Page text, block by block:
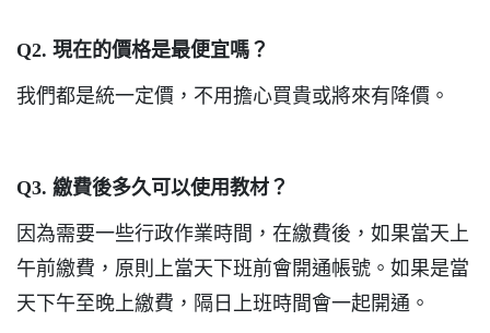
Q2. 現在的價格是最便宜嗎？
我們都是統一定價，不用擔心買貴或將來有降價。
Q3. 繳費後多久可以使用教材？
因為需要一些行政作業時間，在繳費後，如果當天上
午前繳費，原則上當天下班前會開通帳號。如果是當
天下午至晚上繳費，隔日上班時間會一起開通。